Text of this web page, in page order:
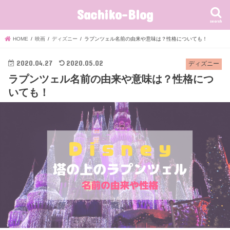
Sachiko-Blog search
HOME 映画 ディズニー ラプンツェル名前の由来や意味は？性格についても！
ディズニー
2020.04.27 2020.05.02
ラプンツェル名前の由来や意味は？性格につ
いても！